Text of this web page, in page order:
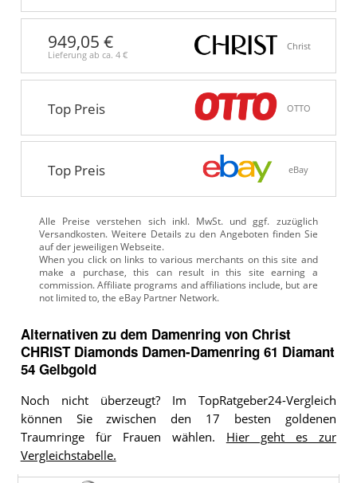
949,05 €
Lieferung ab ca. 4 €
Christ
Top Preis OTTO
Top Preis eBay
Alle Preise verstehen sich inkl. MwSt. und ggf. zuzüglich
Versandkosten. Weitere Details zu den Angeboten finden Sie
auf der jeweiligen Webseite.
Alternativen zu dem Damenring von Christ
CHRIST Diamonds Damen-Damenring 61 Diamant
54 Gelbgold
Noch nicht überzeugt? Im TopRatgeber24-Vergleich
können Sie zwischen den 17 besten goldenen
Traumringe für Frauen wählen. Hier geht es zur
Vergleichstabelle.